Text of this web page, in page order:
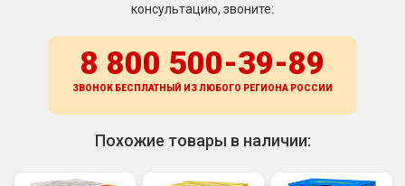
консультацию, звоните:
8 800 500-39-89
ЗВОНОК БЕСПЛАТНЫЙ ИЗ ЛЮБОГО РЕГИОНА РОССИИ
Похожие товары в наличии: